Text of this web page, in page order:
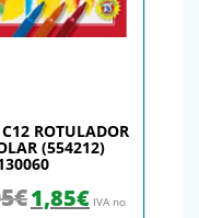
8,94€.
ROTULADOR
(554212)
€ El precio original era: 2,05€.
1,85€El precio actual
IVA no